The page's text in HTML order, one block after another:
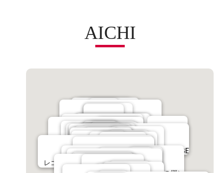
AICHI
元祖 鯱もなか本店
STUDIO 894
刈谷ハイウェイオアシス
鞍ケ池公園
茶臼山高原
あいち朝日遺跡ミュージアム
両口屋是清 八事店
宮きしめん 神宮店
八事山興正寺 SHITARA VILLAGE
トヨタ産業技術記念館
足助（香嵐渓）
トヨタ博物館
豊田市博物館
レゴランド®・ジャパン・リゾート
野外民族博物館リトルワールド
お菓子の城
木曽川鵜飼遊覧
日本モンキーパーク
徳川園
名古屋港水族館
東山動植物園
豊田市美術館
大須商店街
矢場とん 矢場町本店
味仙 矢場店
名古屋城
熱田神宮
博物館 明治村
豊田おいでんまつり
犬山城
あつた蓬莱軒 本店